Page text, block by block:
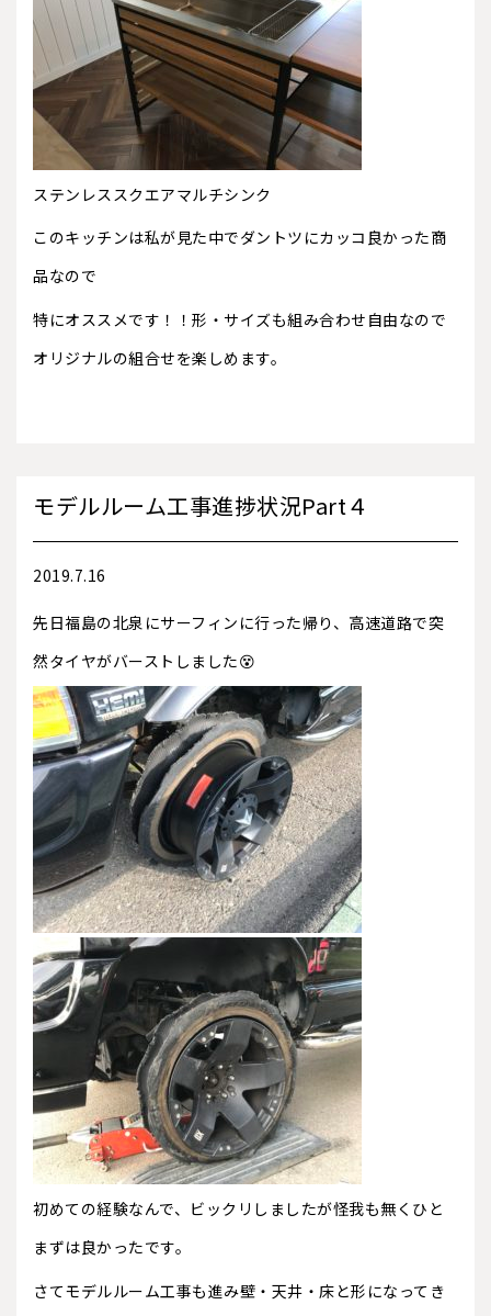
ステンレススクエアマルチシンク
このキッチンは私が見た中でダントツにカッコ良かった商
品なので
特にオススメです！！形・サイズも組み合わせ自由なので
オリジナルの組合せを楽しめます。
モデルルーム工事進捗状況Part４
2019.7.16
先日福島の北泉にサーフィンに行った帰り、高速道路で突
然タイヤがバーストしました😵
初めての経験なんで、ビックリしましたが怪我も無くひと
まずは良かったです。
さてモデルルーム工事も進み壁・天井・床と形になってき